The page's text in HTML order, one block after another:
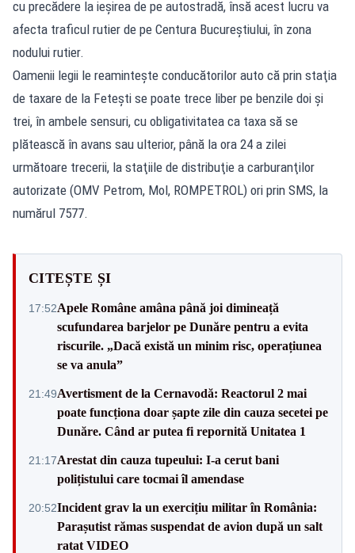
cu precădere la ieşirea de pe autostradă, însă acest lucru va
afecta traficul rutier de pe Centura Bucureştiului, în zona
nodului rutier.
Oamenii legii le reaminteşte conducătorilor auto că prin staţia
de taxare de la Feteşti se poate trece liber pe benzile doi şi
trei, în ambele sensuri, cu obligativitatea ca taxa să se
plătească în avans sau ulterior, până la ora 24 a zilei
următoare trecerii, la staţiile de distribuţie a carburanţilor
autorizate (OMV Petrom, Mol, ROMPETROL) ori prin SMS, la
numărul 7577.
CITEȘTE ȘI
17:52Apele Române amâna până joi dimineață
scufundarea barjelor pe Dunăre pentru a evita
riscurile. „Dacă există un minim risc, operațiunea
se va anula”
21:49Avertisment de la Cernavodă: Reactorul 2 mai
poate funcționa doar șapte zile din cauza secetei pe
Dunăre. Când ar putea fi repornită Unitatea 1
21:17Arestat din cauza tupeului: I-a cerut bani
polițistului care tocmai îl amendase
20:52Incident grav la un exercițiu militar în România:
Parașutist rămas suspendat de avion după un salt
ratat VIDEO